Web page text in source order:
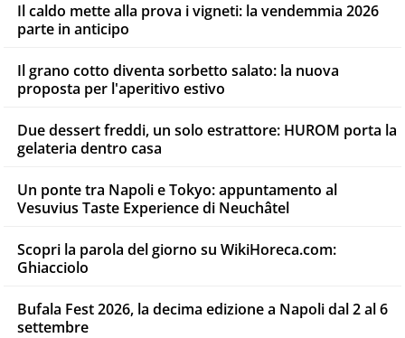
Il caldo mette alla prova i vigneti: la vendemmia 2026
parte in anticipo
Il grano cotto diventa sorbetto salato: la nuova
proposta per l'aperitivo estivo
Due dessert freddi, un solo estrattore: HUROM porta la
gelateria dentro casa
Un ponte tra Napoli e Tokyo: appuntamento al
Vesuvius Taste Experience di Neuchâtel
Scopri la parola del giorno su WikiHoreca.com:
Ghiacciolo
Bufala Fest 2026, la decima edizione a Napoli dal 2 al 6
settembre